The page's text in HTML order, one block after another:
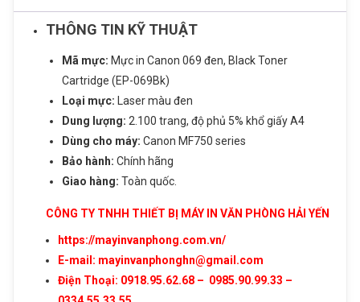
THÔNG TIN KỸ THUẬT
Mã mực: Mực in Canon 069 đen, Black Toner
Cartridge (EP-069Bk)
Loại mực: Laser màu đen
Dung lượng: 2.100 trang, độ phủ 5% khổ giấy A4
Dùng cho máy: Canon MF750 series
Bảo hành: Chính hãng
Giao hàng: Toàn quốc.
CÔNG TY TNHH THIẾT BỊ MÁY IN VĂN PHÒNG HẢI YẾN
https://mayinvanphong.com.vn/
E-mail: mayinvanphonghn@gmail.com
Điện Thoại: 0918.95.62.68 – 0985.90.99.33 –
ĐĂNG KÝ TƯ VẤN
Số điện thoại
Sản phẩm vừa được thêm vào giỏ
Mực in Canon 069 đen, Black Toner
Cartridge (EP-069Bk)